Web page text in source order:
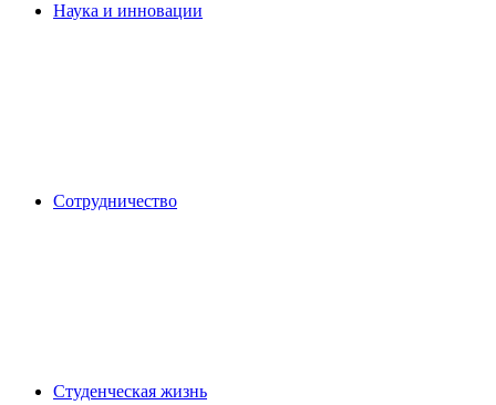
Наука и инновации
Сотрудничество
Студенческая жизнь